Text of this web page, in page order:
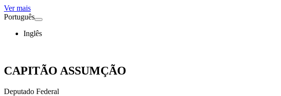
Ver mais
Português
Inglês
CAPITÃO ASSUMÇÃO
Deputado Federal